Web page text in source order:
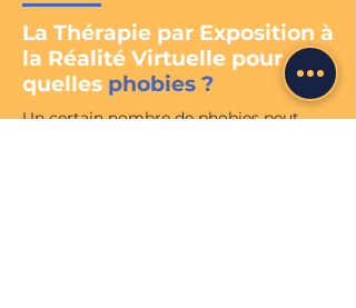
La Thérapie par Exposition à
la Réalité Virtuelle pour
quelles phobies ?
Un certain nombre de phobies peut